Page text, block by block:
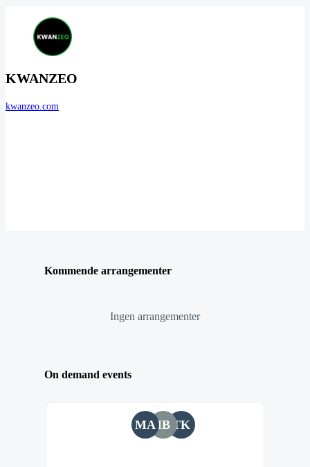
KWANZEO
kwanzeo.com
Kommende arrangementer
Ingen arrangementer
On demand events
MA IB TK